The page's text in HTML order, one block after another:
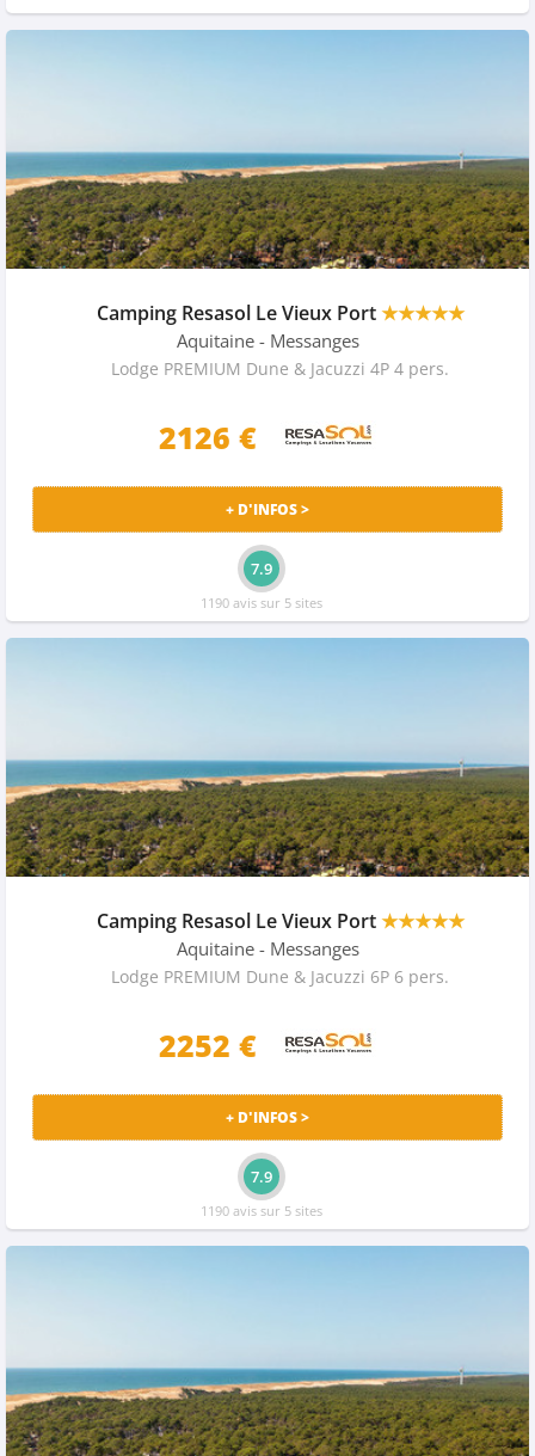
Camping Resasol Le Vieux Port★★★★★
Aquitaine - Messanges
Lodge PREMIUM Dune & Jacuzzi 4P 4 pers.
2126 €
+ D'INFOS >
7.9
1190 avis sur 5 sites
Camping Resasol Le Vieux Port★★★★★
Aquitaine - Messanges
Lodge PREMIUM Dune & Jacuzzi 6P 6 pers.
2252 €
+ D'INFOS >
7.9
1190 avis sur 5 sites